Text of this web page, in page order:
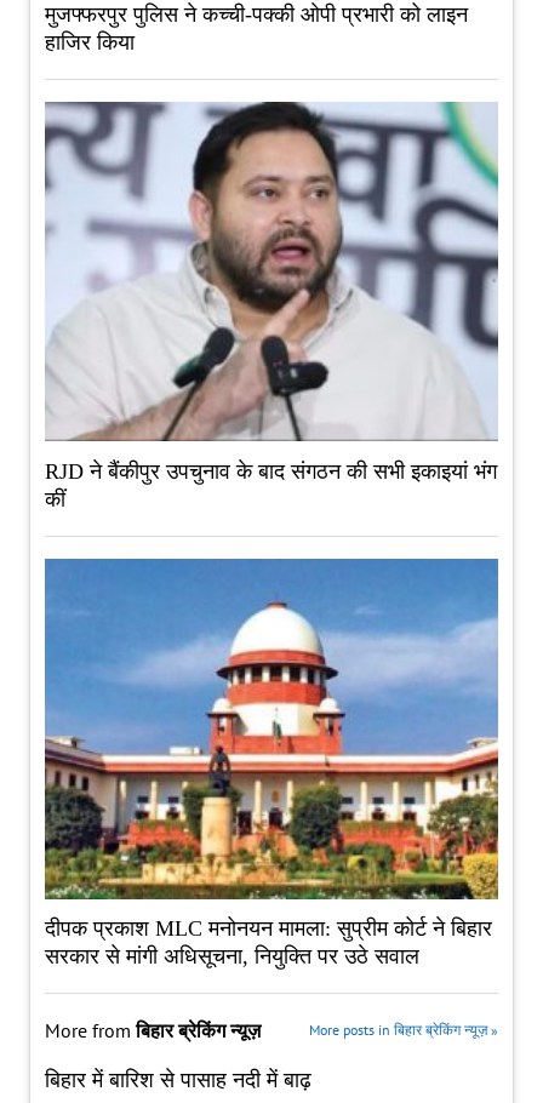
मुजफ्फरपुर पुलिस ने कच्ची-पक्की ओपी प्रभारी को लाइन
हाजिर किया
RJD ने बैंकीपुर उपचुनाव के बाद संगठन की सभी इकाइयां भंग
कीं
दीपक प्रकाश MLC मनोनयन मामला: सुप्रीम कोर्ट ने बिहार
सरकार से मांगी अधिसूचना, नियुक्ति पर उठे सवाल
More fromबिहार ब्रेकिंग न्यूज़ More posts in बिहार ब्रेकिंग न्यूज़ »
बिहार में बारिश से पासाह नदी में बाढ़